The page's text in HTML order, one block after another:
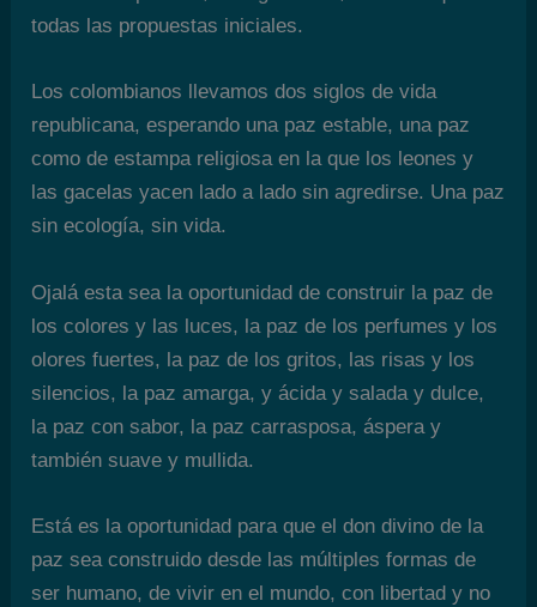
todas las propuestas iniciales.
Los colombianos llevamos dos siglos de vida
republicana, esperando una paz estable, una paz
como de estampa religiosa en la que los leones y
las gacelas yacen lado a lado sin agredirse. Una paz
sin ecología, sin vida.
Ojalá esta sea la oportunidad de construir la paz de
los colores y las luces, la paz de los perfumes y los
olores fuertes, la paz de los gritos, las risas y los
silencios, la paz amarga, y ácida y salada y dulce,
la paz con sabor, la paz carrasposa, áspera y
también suave y mullida.
Está es la oportunidad para que el don divino de la
paz sea construido desde las múltiples formas de
ser humano, de vivir en el mundo, con libertad y no